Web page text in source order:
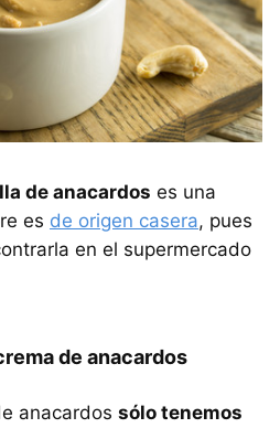
de anacardos es una
es de origen casera, pues
en el supermercado
de anacardos
anacardos sólo tenemos